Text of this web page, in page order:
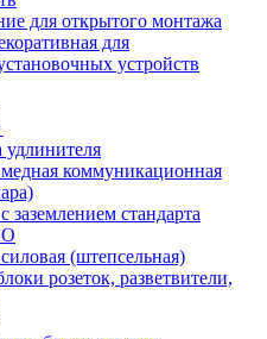
для открытого монтажа
для
устройств
удлинителя
медная коммуникационная
заземлением стандарта
(штепсельная)
розеток, разветвители,